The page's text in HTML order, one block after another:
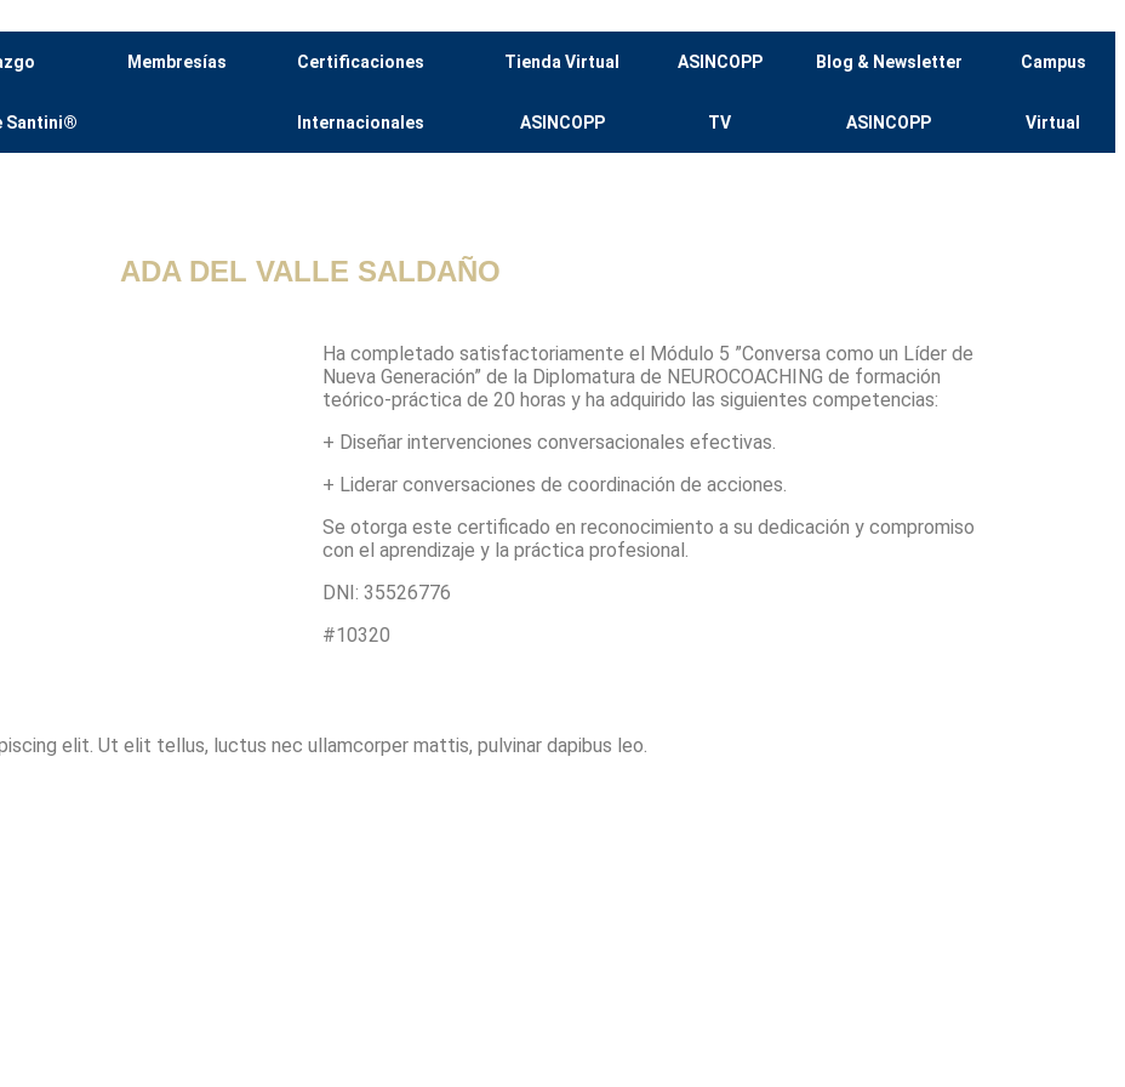
Santini®
Membresías Certificaciones
Internacionales
Tienda Virtual
ASINCOPP
ASINCOPP
TV
Blog & Newsletter
ASINCOPP
Campus
Virtual
ADA DEL VALLE SALDAÑO
Ha completado satisfactoriamente el Módulo 5 ”Conversa como un Líder de
Nueva Generación” de la Diplomatura de NEUROCOACHING de formación
teórico-práctica de 20 horas y ha adquirido las siguientes competencias:
+ Diseñar intervenciones conversacionales efectivas.
+ Liderar conversaciones de coordinación de acciones.
Se otorga este certificado en reconocimiento a su dedicación y compromiso
con el aprendizaje y la práctica profesional.
DNI: 35526776
#10320
elit. Ut elit tellus, luctus nec ullamcorper mattis, pulvinar dapibus leo.